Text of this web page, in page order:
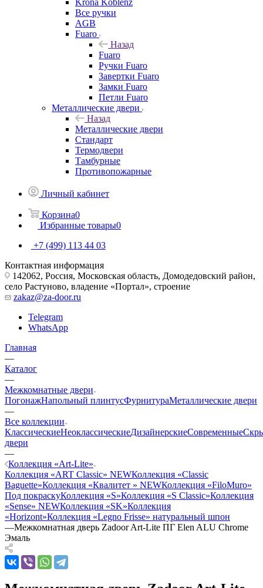
Krona Koblenz
Все ручки
AGB
Fuaro
Назад
Fuaro
Ручки Fuaro
Завертки Fuaro
Замки Fuaro
Петли Fuaro
Металлические двери
Назад
Металлические двери
Стандарт
Термодвери
Тамбурные
Противопожарные
Личный кабинет
Корзина0
Избранные товары0
+7 (499) 113 44 03
Контактная информация
142062, Россия, Московская область, Домодедовский район,
село Растуново, владение «Портал», строение
zakaz@za-door.ru
Telegram
WhatsApp
Главная
—
Каталог
—
Межкомнатные двери
ПогонажНапольный плинтусФурнитураМеталлические двери
—
Все коллекции
КлассическиеНеоклассическиеДизайнерскиеСовременные
двери
—
Коллекция «Art-Lite»
Коллекция «ART Classic» NEWКоллекция «Classic
Baguette»Коллекция «Квалитет » NEWКоллекция «FiloMuro»
Под покраскуКоллекция «S»Коллекция «S Classic»Коллекция
«Sense» NEWКоллекция «SK»Коллекция
«Horizont»Коллекция «Legno Frisse» натуральный шпон
—Межкомнатная дверь Zadoor Art-Lite ПГ Elen ALU Chrome
Эмаль